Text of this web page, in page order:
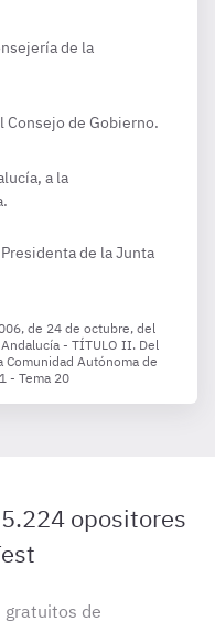
de la
Consejo de Gobierno.
a la
de la Junta
de 24 de octubre, del
- TÍTULO II. Del
Comunidad Autónoma de
- Tema 20
opositores
gratuitos de